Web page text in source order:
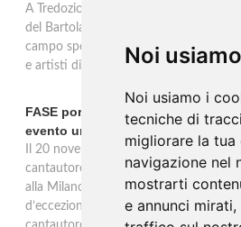
Noi
Noi usiamo i
tecniche di
migliorare la tua
navigazione nel
mostrarti
e annunci
A Tredozio, borgo dell’Appennino
del Bartolaccio anima le domeniche 2
campo sportivo cotture alla piastra,
e artisti di strada, ingresso libero per
FASE porta la sua musica alla
evento unico
Il 20 novembre alle 19 all’Ostello
cantautore torinese FASE sarà
alla Milano Music Week: un concerto
d’eccezione, tra musica, dialogo e